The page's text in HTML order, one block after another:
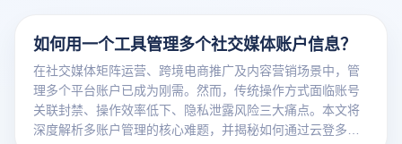
如何用一个工具管理多个社交媒体账户信息？
在社交媒体矩阵运营、跨境电商推广及内容营销场景中，管
理多个平台账户已成为刚需。然而，传统操作方式面临账号
关联封禁、操作效率低下、隐私泄露风险三大痛点。本文将
深度解析多账户管理的核心难题，并揭秘如何通过云登多开